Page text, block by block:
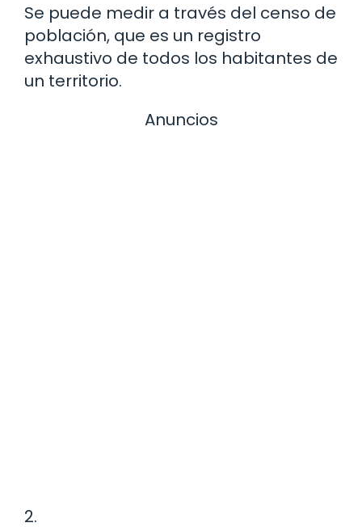
Se puede medir a través del censo de
población, que es un registro
exhaustivo de todos los habitantes de
un territorio.
Anuncios
2.